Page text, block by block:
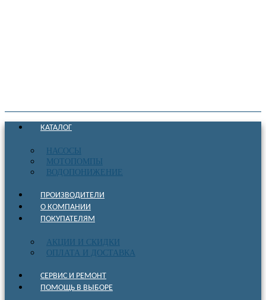
КАТАЛОГ
НАСОСЫ
МОТОПОМПЫ
ВОДОПОНИЖЕНИЕ
ПРОИЗВОДИТЕЛИ
О КОМПАНИИ
ПОКУПАТЕЛЯМ
АКЦИИ И СКИДКИ
ОПЛАТА И ДОСТАВКА
СЕРВИС И РЕМОНТ
ПОМОЩЬ В ВЫБОРЕ